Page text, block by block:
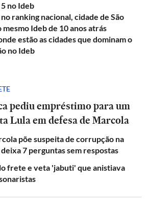
no Ideb
ranking nacional, cidade de São
Ideb de 10 anos atrás
estão as cidades que dominam o
no Ideb
pediu empréstimo para um
Lula em defesa de Marcola
põe suspeita de corrupção na
7 perguntas sem respostas
frete e veta 'jabuti' que anistiava